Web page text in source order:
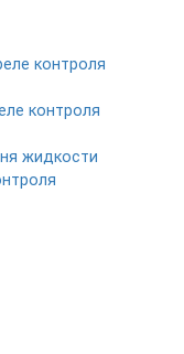
контроля
контроля
жидкости